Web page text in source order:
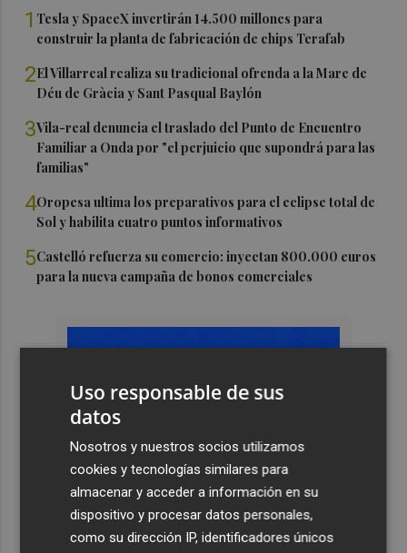
1 Tesla y SpaceX invertirán 14.500 millones para
construir la planta de fabricación de chips Terafab
2El Villarreal realiza su tradicional ofrenda a la Mare de
Déu de Gràcia y Sant Pasqual Baylón
3Vila-real denuncia el traslado del Punto de Encuentro
Familiar a Onda por "el perjuicio que supondrá para las
familias"
4Oropesa ultima los preparativos para el eclipse total de
Sol y habilita cuatro puntos informativos
5Castelló refuerza su comercio: inyectan 800.000 euros
para la nueva campaña de bonos comerciales
Uso responsable de sus
datos
Nosotros y nuestros socios utilizamos
cookies y tecnologías similares para
almacenar y acceder a información en su
dispositivo y procesar datos personales,
como su dirección IP, identificadores únicos